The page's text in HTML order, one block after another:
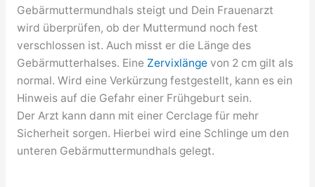
Gebärmuttermundhals steigt und Dein Frauenarzt
wird überprüfen, ob der Muttermund noch fest
verschlossen ist. Auch misst er die Länge des
Gebärmutterhalses. Eine Zervixlänge von 2 cm gilt als
normal. Wird eine Verkürzung festgestellt, kann es ein
Hinweis auf die Gefahr einer Frühgeburt sein.
Der Arzt kann dann mit einer Cerclage für mehr
Sicherheit sorgen. Hierbei wird eine Schlinge um den
unteren Gebärmuttermundhals gelegt.